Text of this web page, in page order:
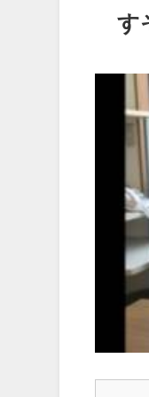
す